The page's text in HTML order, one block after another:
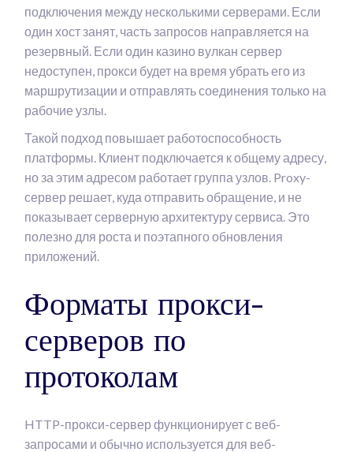
подключения между несколькими серверами. Если
один хост занят, часть запросов направляется на
резервный. Если один казино вулкан сервер
недоступен, прокси будет на время убрать его из
маршрутизации и отправлять соединения только на
рабочие узлы.
Такой подход повышает работоспособность
платформы. Клиент подключается к общему адресу,
но за этим адресом работает группа узлов. Proxy-
сервер решает, куда отправить обращение, и не
показывает серверную архитектуру сервиса. Это
полезно для роста и поэтапного обновления
приложений.
Форматы прокси-
серверов по
протоколам
HTTP-прокси-сервер функционирует с веб-
запросами и обычно используется для веб-